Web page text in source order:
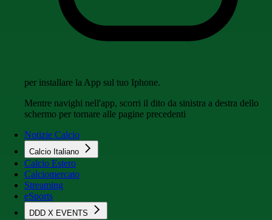
per installare la App sul tuo Iphone.
Mentre navighi nell'app, scorri il dito da sinistra a destra dello
schermo per tornare alle pagine precedenti
Notizie Calcio
Calcio Italiano
Calcio Estero
Calciomercato
Streaming
eSports
DDD X EVENTS